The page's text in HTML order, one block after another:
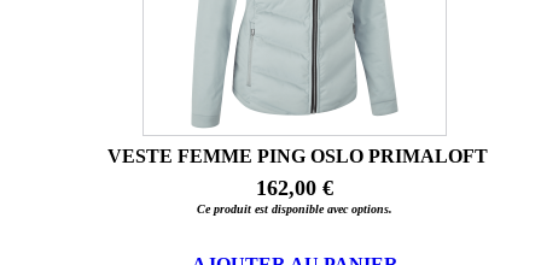
VESTE FEMME PING OSLO PRIMALOFT
162,00 €
Ce produit est disponible avec options.